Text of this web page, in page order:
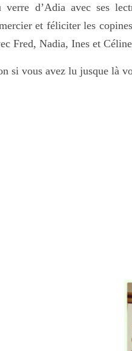
verre d’Adia avec ses
et féliciter les
Fred, Nadia, Ines et
si vous avez lu jusque là